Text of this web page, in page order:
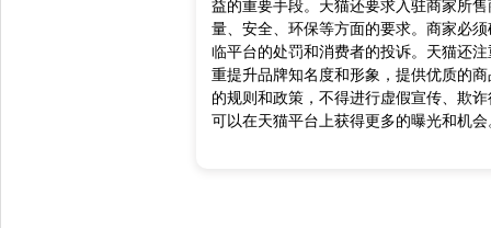
益的重要手段。天猫还要求入驻商家所
量、安全、环保等方面的要求。商家必
临平台的处罚和消费者的投诉。天猫还
重提升品牌知名度和形象，提供优质的
的规则和政策，不得进行虚假宣传、欺
可以在天猫平台上获得更多的曝光和机